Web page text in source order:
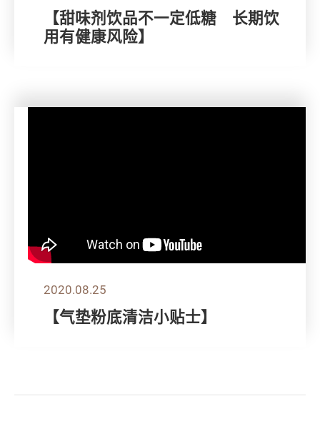
【甜味剂饮品不一定低糖 长期饮
用有健康风险】
2020.08.25
【气垫粉底清洁小贴士】